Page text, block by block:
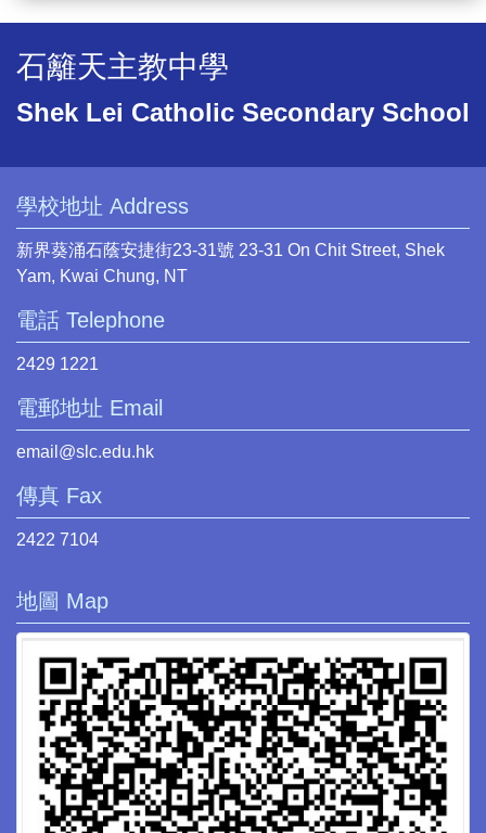
石籬天主教中學
Shek Lei Catholic Secondary School
學校地址 Address
新界葵涌石蔭安捷街23-31號 23-31 On Chit Street, Shek
Yam, Kwai Chung, NT
電話 Telephone
2429 1221
電郵地址 Email
email@slc.edu.hk
傳真 Fax
2422 7104
地圖 Map